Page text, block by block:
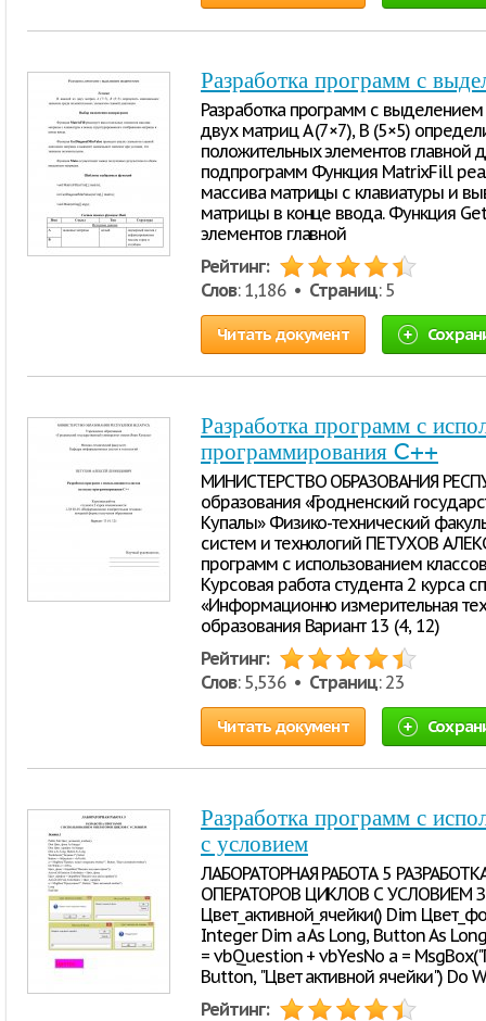
Разработка программ с
Разработка программ с
двух матриц A (7×7), B (5×5)
положительных элементов главной
подпрограмм Функция MatrixFill
массива матрицы с клавиатуры и
матрицы в конце ввода. Функция
элементов главной
Рейтинг:
Слов: 1,186 • Страниц: 5
Читать документ
Разработка программ с
программирования C++
МИНИСТЕРСТВО ОБРАЗОВАНИЯ
образования «Гродненский
Купалы» Физико-технический
систем и технологий ПЕТУХОВ
программ с использованием
Курсовая работа студента 2 курса
«Информационно измерительная
образования Вариант 13 (4, 12)
Рейтинг:
Слов: 5,536 • Страниц: 23
Читать документ
Разработка программ с
с условием
ЛАБОРАТОРНАЯ РАБОТА 5
ОПЕРАТОРОВ ЦИКЛОВ С УСЛОВИЕМ
Цвет_активной_ячейки() Dim
Integer Dim a As Long, Button As
= vbQuestion + vbYesNo a =
Button, "Цвет активной ячейки") Do
Рейтинг: